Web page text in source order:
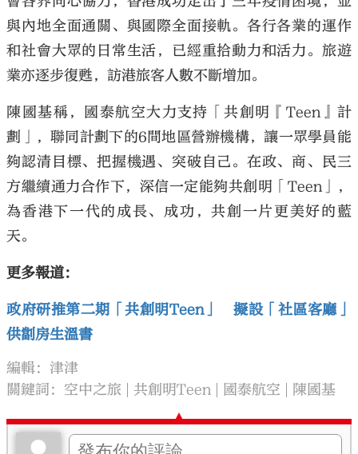
與內地全面通關、與國際全面接軌。各行各業的運作
和社會大眾的日常生活，已經重拾動力和活力。旅遊
業亦逐步復甦，訪港旅客人數不斷增加。
陳國基稱，國泰航空大力支持「共創明『Teen』計
劃」，聯同計劃下的6間地區營辦機構，讓一眾學員能
夠認清目標、把握機遇、突破自己。在政、商、民三
方繼續通力合作下，深信一定能夠共創明「Teen」，
為香港下一代的成長、成功，共創一片更美好的藍
天。
更多報道：
政府研推第二期「共創明Teen」 擬設「社區客廳」
供劏房生溫書
編輯：津津
關鍵詞： 空中之旅 共創明Teen 國泰航空 陳國基